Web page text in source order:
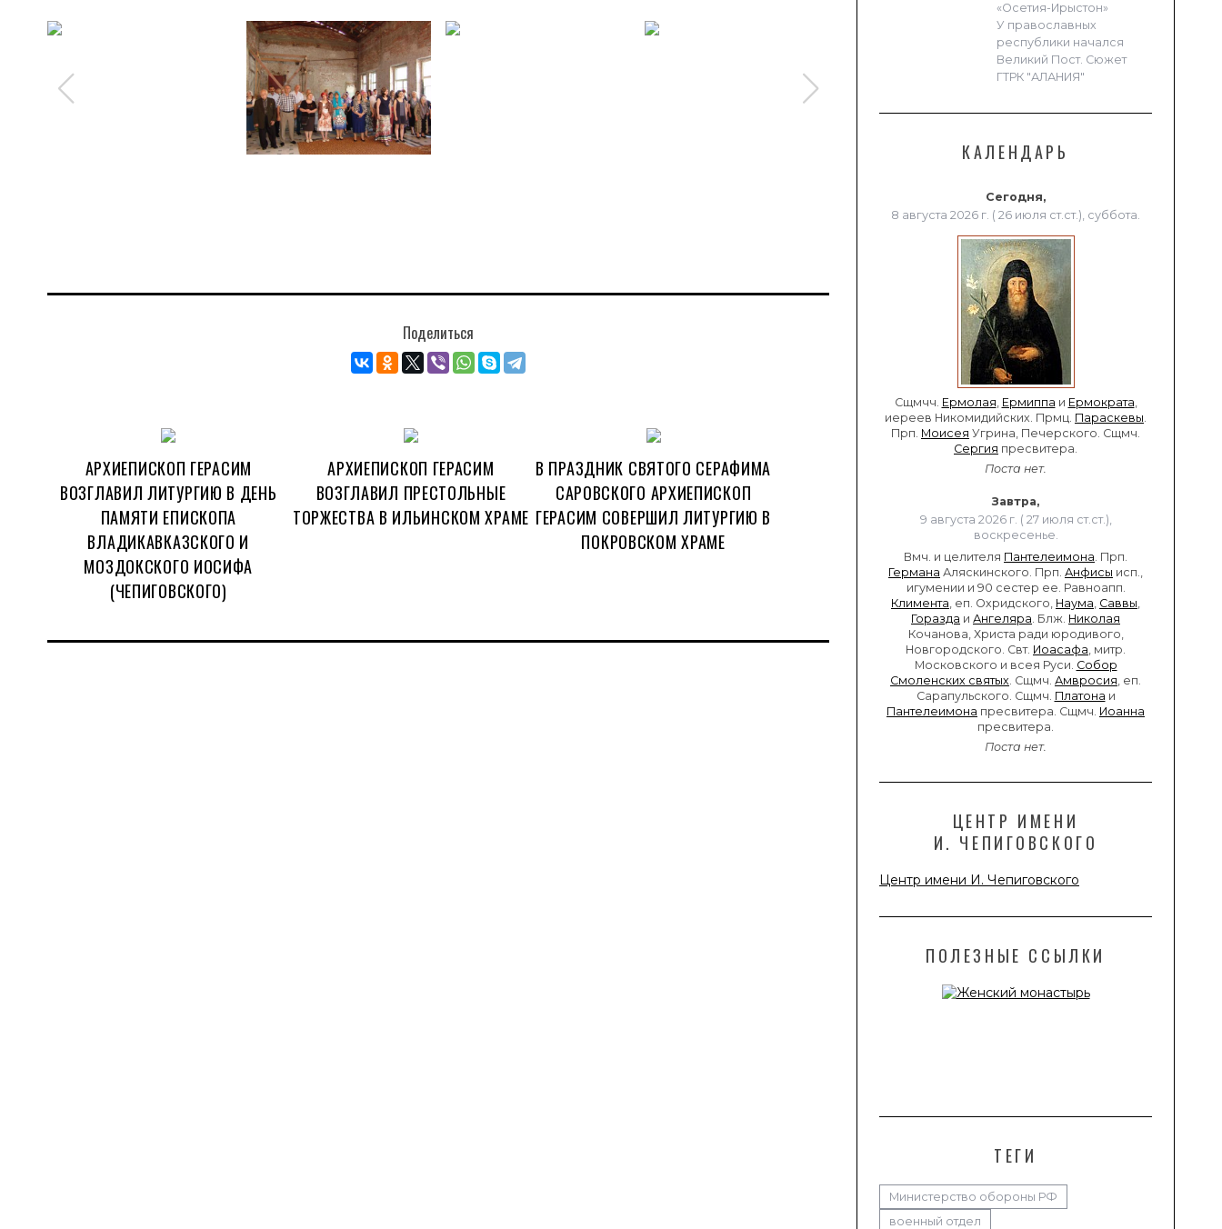
«Осетия-Ирыстон»
У православных
республики начался
Великий Пост. Сюжет
ГТРК "АЛАНИЯ"
КАЛЕНДАРЬ
Сегодня,
8 августа 2026 г. ( 26 июля ст.ст.), суббота.
Сщмчч. Ермолая Ермиппа и Ермократа
иереев Никомидийских. Прмц. Параскевы
Прп. Моисея Угрина, Печерского. Сщмч.
Сергия пресвитера.
Поста нет.
Завтра,
9 августа 2026 г. ( 27 июля ст.ст.),
воскресенье.
Вмч. и целителя Пантелеимона . Прп.
Германа Аляскинского. Прп. Анфисы исп.,
игумении и 90 сестер ее. Равноапп.
Климента , еп. Охридского, Наума Саввы
Горазда и Ангеляра . Блж. Николая
Кочанова, Христа ради юродивого,
Новгородского. Свт. Иоасафа , митр.
Московского и всея Руси. Собор
Смоленских святых . Сщмч. Амвросия , еп.
Сарапульского. Сщмч. Платона и
Пантелеимона пресвитера. Сщмч. Иоанна
пресвитера.
Поста нет.
ЦЕНТР ИМЕНИ
И. ЧЕПИГОВСКОГО
Центр имени И. Чепиговского
ПОЛЕЗНЫЕ ССЫЛКИ
ТЕГИ
Министерство обороны РФ
военный отдел
Поделиться
АРХИЕПИСКОП ГЕРАСИМ
ВОЗГЛАВИЛ ЛИТУРГИЮ В ДЕНЬ
ПАМЯТИ ЕПИСКОПА
ВЛАДИКАВКАЗСКОГО И
МОЗДОКСКОГО ИОСИФА
(ЧЕПИГОВСКОГО)
АРХИЕПИСКОП ГЕРАСИМ
ВОЗГЛАВИЛ ПРЕСТОЛЬНЫЕ
ТОРЖЕСТВА В ИЛЬИНСКОМ ХРАМЕ
В ПРАЗДНИК СВЯТОГО СЕРАФИМА
САРОВСКОГО АРХИЕПИСКОП
ГЕРАСИМ СОВЕРШИЛ ЛИТУРГИЮ В
ПОКРОВСКОМ ХРАМЕ